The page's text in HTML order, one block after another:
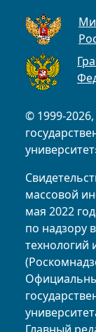
© 1999-
массовой
мая 2022
по надзору
технологий